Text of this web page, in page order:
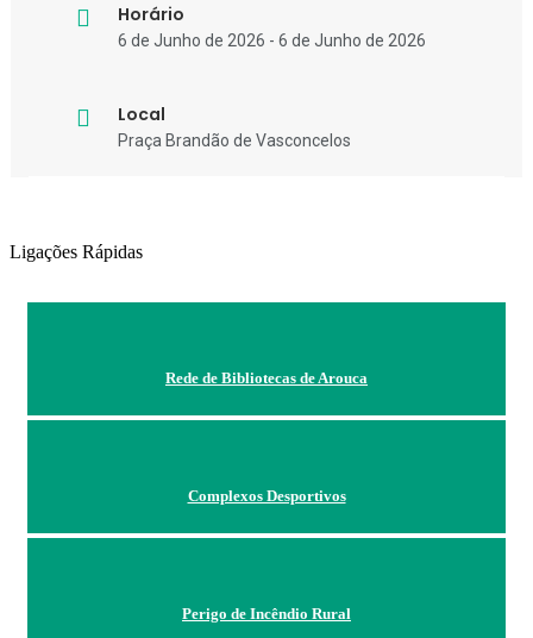
Horário
6 de Junho de 2026 - 6 de Junho de 2026
Local
Praça Brandão de Vasconcelos
Ligações Rápidas
Rede de Bibliotecas de Arouca
Complexos Desportivos
Perigo de Incêndio Rural